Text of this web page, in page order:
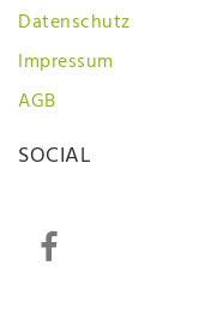
Datenschutz
Impressum
AGB
SOCIAL